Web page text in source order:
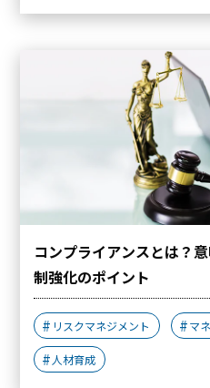
コンプライアンスとは？
制強化のポイント
リスクマネジメント マ
人材育成